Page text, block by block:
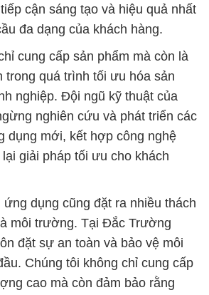
cận sáng tạo và hiệu quả nhất
đa dạng của khách hàng.
cung cấp sản phẩm mà còn là
trong quá trình tối ưu hóa sản
nghiệp. Đội ngũ kỹ thuật của
nghiên cứu và phát triển các
dụng mới, kết hợp công nghệ
giải pháp tối ưu cho khách
dụng cũng đặt ra nhiều thách
môi trường. Tại Đắc Trường
đặt sự an toàn và bảo vệ môi
Chúng tôi không chỉ cung cấp
cao mà còn đảm bảo rằng